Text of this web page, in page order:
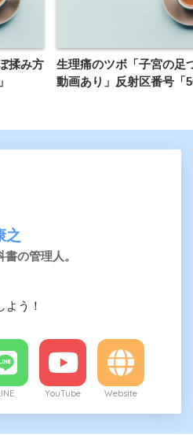
揉み方
生理痛のツボ「子宮の足
動画あり」反射区番号「
之
書の管理人。
う！
YouTube Website